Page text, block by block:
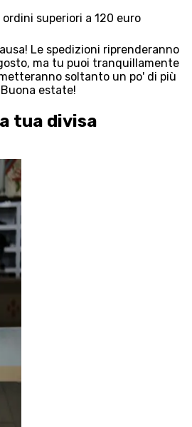
superiori a 120 euro
Le spedizioni riprenderanno
ma tu puoi tranquillamente
soltanto un po' di più
estate!
tua divisa